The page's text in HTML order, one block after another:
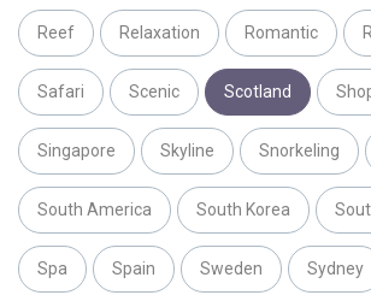
Reef Relaxation Romantic
Safari Scenic Scotland
Singapore Skyline Snorkeling
South America South Korea
Spa Spain Sweden Sydney